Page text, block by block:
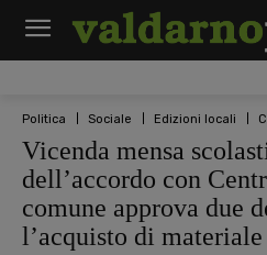
Politica Sociale Edizioni locali
Vicenda mensa
dell’accordo con
comune approva due
l’acquisto di materiale